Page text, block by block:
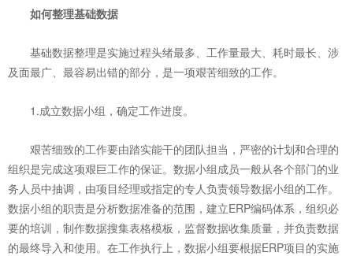
如何整理基础数据
基础数据整理是实施过程头绪最多、工作量最大、耗时最长、涉
及面最广、最容易出错的部分，是一项艰苦细致的工作。
1.成立数据小组，确定工作进度。
艰苦细致的工作要由踏实能干的团队担当，严密的计划和合理的
组织是完成这项艰巨工作的保证。数据小组成员一般从各个部门的业
务人员中抽调，由项目经理或指定的专人负责领导数据小组的工作。
数据小组的职责是分析数据准备的范围，建立ERP编码体系，组织必
要的培训，制作数据搜集表格模板，监督数据收集质量，并负责数据
的最终导入和使用。在工作执行上，数据小组要根据ERP项目的实施